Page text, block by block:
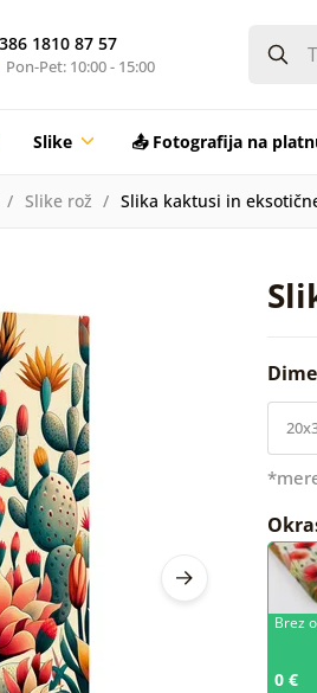
1810 87 57
Pon-Pet: 10:00 - 15:00
Slike 📤 Fotografija na
Slike rož Slika kaktusi in
Brez
0 €